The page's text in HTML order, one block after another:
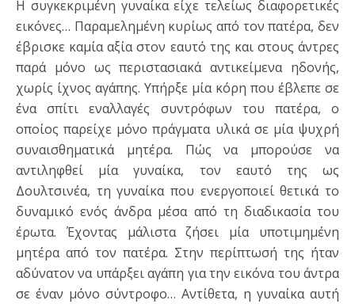
Η συγκεκριμένη γυναίκα είχε τελείως διαφορετικές
εικόνες… Παραμελημένη κυρίως από τον πατέρα, δεν
έβρισκε καμία αξία στον εαυτό της και στους άντρες
παρά μόνο ως περιστασιακά αντικείμενα ηδονής,
χωρίς ίχνος αγάπης. Υπήρξε μία κόρη που έβλεπε σε
ένα σπίτι εναλλαγές συντρόφων του πατέρα, ο
οποίος παρείχε μόνο πράγματα υλικά σε μία ψυχρή
συναισθηματικά μητέρα. Πώς να μπορούσε να
αντιληφθεί μία γυναίκα, τον εαυτό της ως
Δουλτσινέα, τη γυναίκα που ενεργοποιεί θετικά το
δυναμικό ενός άνδρα μέσα από τη διαδικασία του
έρωτα. Έχοντας μάλιστα ζήσει μία υποτιμημένη
μητέρα από τον πατέρα. Στην περίπτωσή της ήταν
αδύνατον να υπάρξει αγάπη για την εικόνα του άντρα
σε έναν μόνο σύντροφο… Αντίθετα, η γυναίκα αυτή